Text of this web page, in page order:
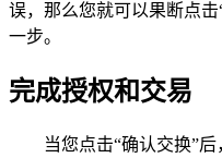
误，那么您就可以果断点
一步。
完成授权和交易
当您点击“确认交换”